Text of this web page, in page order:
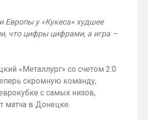
Европы у «Кукеса» худшее
что цифры цифрами, а игра –
«Металлург» со счетом 2:0
скромную команду,
с самых низов,
матча в Донецке.